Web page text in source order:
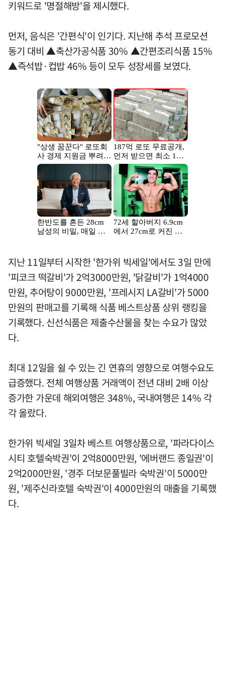
키워드로 '명절해방'을 제시했다.
먼저, 음식은 '간편식'이 인기다. 지난해 추석 프로모션
동기 대비 ▲축산가공식품 30% ▲간편조리식품 15%
▲즉석밥·컵밥 46% 등이 모두 성장세를 보였다.
지난 11일부터 시작한 '한가위 빅세일'에서도 3일 만에
'피코크 떡갈비'가 2억3000만원, '닭갈비'가 1억4000
만원, 추어탕이 9000만원, '프레시지 LA갈비'가 5000
만원의 판매고를 기록해 식품 베스트상품 상위 랭킹을
기록했다. 신선식품은 제출수산물을 찾는 수요가 많았
다.
최대 12일을 쉴 수 있는 긴 연휴의 영향으로 여행수요도
급증했다. 전체 여행상품 거래액이 전년 대비 2배 이상
증가한 가운데 해외여행은 348%, 국내여행은 14% 각
각 올랐다.
한가위 빅세일 3일차 베스트 여행상품으로, '파라다이스
시티 호텔숙박권'이 2억8000만원, '에버랜드 종일권'이
2억2000만원, '경주 더보문풀빌라 숙박권'이 5000만
원, '제주신라호텔 숙박권'이 4000만원의 매출을 기록했
다.